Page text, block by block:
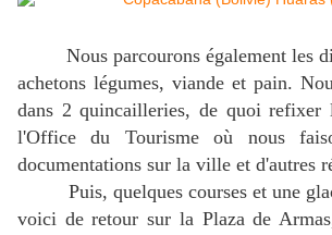
Nous parcourons également les
achetons légumes, viande et pain.
dans 2 quincailleries, de quoi
l'Office du Tourisme où nous
documentations sur la ville et d'autres
Puis, quelques courses et une
voici de retour sur la Plaza de